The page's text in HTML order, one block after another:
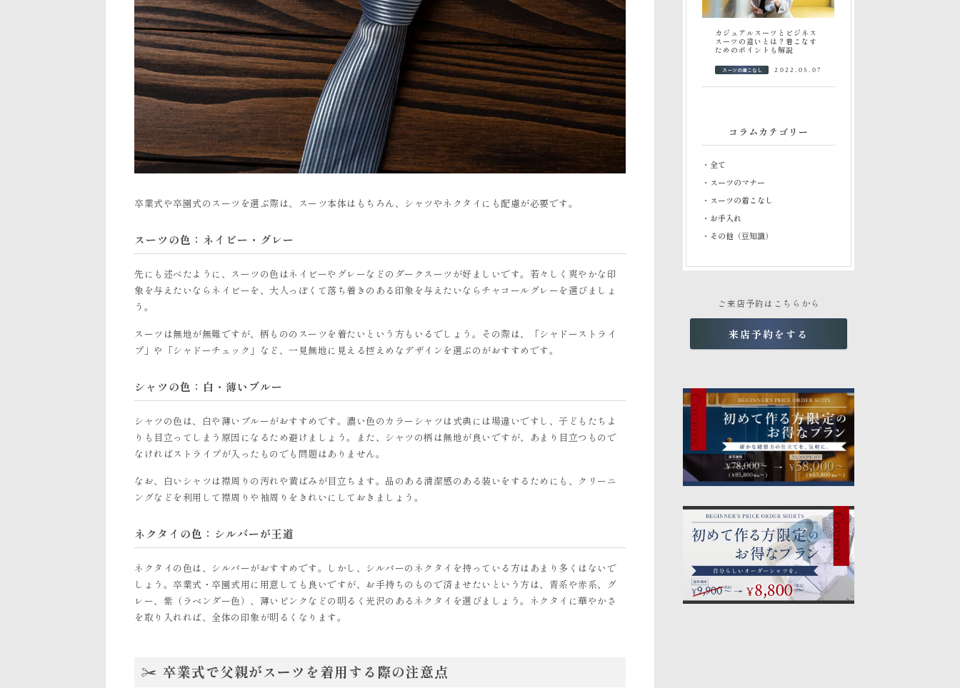
卒業式や卒園式のスーツを選ぶ際は、スーツ本体はもちろん、シャツやネクタイにも配慮が必要です。
スーツの色：ネイビー・グレー
先にも述べたように、スーツの色はネイビーやグレーなどのダークスーツが好ましいです。若々しく爽やかな印
象を与えたいならネイビーを、大人っぽくて落ち着きのある印象を与えたいならチャコールグレーを選びましょ
う。
スーツは無地が無難ですが、柄もののスーツを着たいという方もいるでしょう。その際は、「シャドーストライ
プ」や「シャドーチェック」など、一見無地に見える控えめなデザインを選ぶのがおすすめです。
シャツの色：白・薄いブルー
シャツの色は、白や薄いブルーがおすすめです。濃い色のカラーシャツは式典には場違いですし、子どもたちよ
りも目立ってしまう原因になるため避けましょう。また、シャツの柄は無地が良いですが、あまり目立つもので
なければストライプが入ったものでも問題はありません。
なお、白いシャツは襟周りの汚れや黄ばみが目立ちます。品のある清潔感のある装いをするためにも、クリーニ
ングなどを利用して襟周りや袖周りをきれいにしておきましょう。
ネクタイの色：シルバーが王道
ネクタイの色は、シルバーがおすすめです。しかし、シルバーのネクタイを持っている方はあまり多くはないで
しょう。卒業式・卒園式用に用意しても良いですが、お手持ちのもので済ませたいという方は、青系や赤系、グ
レー、紫（ラベンダー色）、薄いピンクなどの明るく光沢のあるネクタイを選びましょう。ネクタイに華やかさ
を取り入れれば、全体の印象が明るくなります。
卒業式で父親がスーツを着用する際の注意点
カジュアルスーツとビジネス
スーツの違いとは？着こなす
ためのポイントも解説
スーツの着こなし 2022.05.07
コラムカテゴリー
・全て
・スーツのマナー
・スーツの着こなし
・お手入れ
・その他（豆知識）
ご来店予約はこちらから
来店予約をする